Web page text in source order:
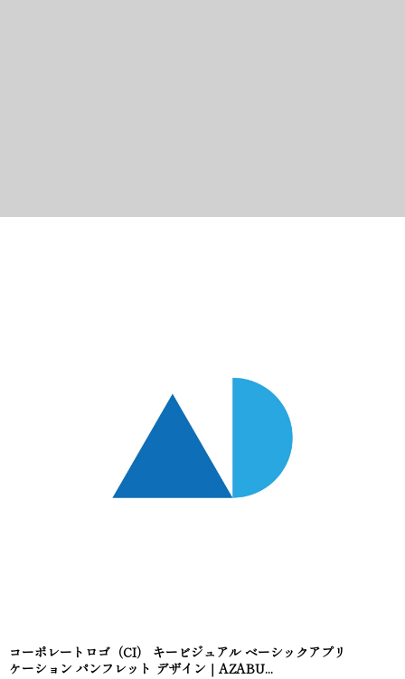
コーポレートロゴ（CI） キービジュアル ベーシックアプリ
ケーション パンフレット デザイン｜AZABU...